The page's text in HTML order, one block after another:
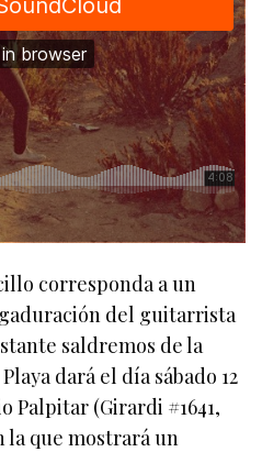
corresponda a un
del guitarrista
saldremos de la
dará el día sábado 12
Palpitar (Girardi #1641,
la que mostrará un